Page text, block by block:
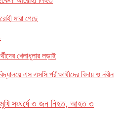
মারা গেছে
খেলাধুলার লড়াই
এস এসসি পরীক্ষার্থীদের বিদায় ও নবীন